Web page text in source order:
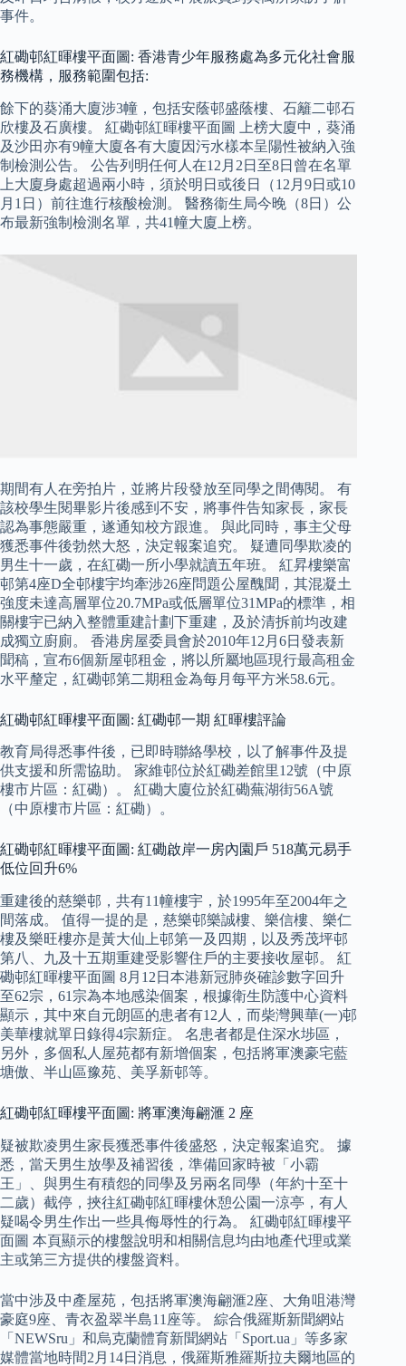
事件。
紅磡邨紅暉樓平面圖: 香港青少年服務處為多元化社會服
務機構，服務範圍包括:
餘下的葵涌大廈涉3幢，包括安蔭邨盛蔭樓、石籬二邨石
欣樓及石廣樓。 紅磡邨紅暉樓平面圖 上榜大廈中，葵涌
及沙田亦有9幢大廈各有大廈因污水樣本呈陽性被納入強
制檢測公告。 公告列明任何人在12月2日至8日曾在名單
上大廈身處超過兩小時，須於明日或後日（12月9日或10
月1日）前往進行核酸檢測。 醫務衞生局今晚（8日）公
布最新強制檢測名單，共41幢大廈上榜。
期間有人在旁拍片，並將片段發放至同學之間傳閱。 有
該校學生閱畢影片後感到不安，將事件告知家長，家長
認為事態嚴重，遂通知校方跟進。 與此同時，事主父母
獲悉事件後勃然大怒，決定報案追究。 疑遭同學欺凌的
男生十一歲，在紅磡一所小學就讀五年班。 紅昇樓樂富
邨第4座D全邨樓宇均牽涉26座問題公屋醜聞，其混凝土
強度未達高層單位20.7MPa或低層單位31MPa的標準，相
關樓宇已納入整體重建計劃下重建，及於清拆前均改建
成獨立廚廁。 香港房屋委員會於2010年12月6日發表新
聞稿，宣布6個新屋邨租金，將以所屬地區現行最高租金
水平釐定，紅磡邨第二期租金為每月每平方米58.6元。
紅磡邨紅暉樓平面圖: 紅磡邨一期 紅暉樓評論
教育局得悉事件後，已即時聯絡學校，以了解事件及提
供支援和所需協助。 家維邨位於紅磡差館里12號（中原
樓市片區：紅磡）。 紅磡大廈位於紅磡蕪湖街56A號
（中原樓市片區：紅磡）。
紅磡邨紅暉樓平面圖: 紅磡啟岸一房內園戶 518萬元易手
低位回升6%
重建後的慈樂邨，共有11幢樓宇，於1995年至2004年之
間落成。 值得一提的是，慈樂邨樂誠樓、樂信樓、樂仁
樓及樂旺樓亦是黃大仙上邨第一及四期，以及秀茂坪邨
第八、九及十五期重建受影響住戶的主要接收屋邨。 紅
磡邨紅暉樓平面圖 8月12日本港新冠肺炎確診數字回升
至62宗，61宗為本地感染個案，根據衛生防護中心資料
顯示，其中來自元朗區的患者有12人，而柴灣興華(一)邨
美華樓就單日錄得4宗新症。 名患者都是住深水埗區，
另外，多個私人屋苑都有新增個案，包括將軍澳豪宅藍
塘傲、半山區豫苑、美孚新邨等。
紅磡邨紅暉樓平面圖: 將軍澳海翩滙 2 座
疑被欺凌男生家長獲悉事件後盛怒，決定報案追究。 據
悉，當天男生放學及補習後，準備回家時被「小霸
王」、與男生有積怨的同學及另兩名同學（年約十至十
二歲）截停，挾往紅磡邨紅暉樓休憩公園一涼亭，有人
疑喝令男生作出一些具侮辱性的行為。 紅磡邨紅暉樓平
面圖 本頁顯示的樓盤說明和相關信息均由地產代理或業
主或第三方提供的樓盤資料。
當中涉及中產屋苑，包括將軍澳海翩滙2座、大角咀港灣
豪庭9座、青衣盈翠半島11座等。 綜合俄羅斯新聞網站
「NEWSru」和烏克蘭體育新聞網站「Sport.ua」等多家
媒體當地時間2月14日消息，俄羅斯雅羅斯拉夫爾地區的